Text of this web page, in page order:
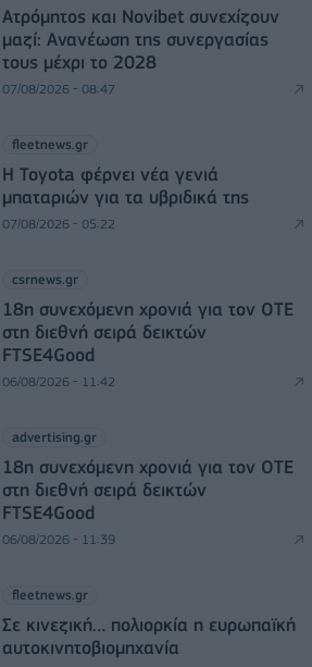
Ατρόμητος και Novibet συνεχίζουν
μαζί: Ανανέωση της συνεργασίας
τους μέχρι το 2028
07/08/2026 - 08:47
fleetnews.gr
Η Toyota φέρνει νέα γενιά
μπαταριών για τα υβριδικά της
07/08/2026 - 05:22
csrnews.gr
18η συνεχόμενη χρονιά για τον ΟΤΕ
στη διεθνή σειρά δεικτών
FTSE4Good
06/08/2026 - 11:42
advertising.gr
18η συνεχόμενη χρονιά για τον ΟΤΕ
στη διεθνή σειρά δεικτών
FTSE4Good
06/08/2026 - 11:39
fleetnews.gr
Σε κινεζική… πολιορκία η ευρωπαϊκή
αυτοκινητοβιομηχανία